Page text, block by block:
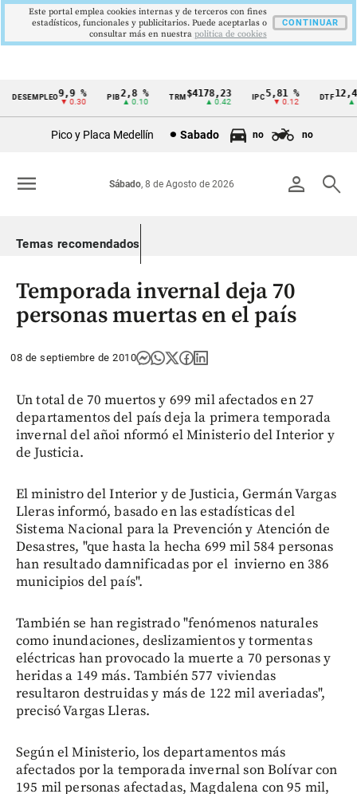
Cintillo
Colombia
DESEMPLEO 9,9 %
▼ 0.30
PIB2,8 %
▲ 0.10
TRM$4178,23
▲ 0.42
5,81 %
▼ 0.12
DTF12,48
▲
Pico y Placa Medellín Sabado no no
person search
Sábado, 8 de Agosto de 2026
menu
Temas recomendados
Temporada invernal deja 70
personas muertas en el país
08 de septiembre de 2010
Un total de 70 muertos y 699 mil afectados en 27
departamentos del país deja la primera temporada
invernal del añoi nformó el Ministerio del Interior y
de Justicia.
El ministro del Interior y de Justicia, Germán Vargas
Lleras informó, basado en las estadísticas del
Sistema Nacional para la Prevención y Atención de
Desastres, "que hasta la hecha 699 mil 584 personas
han resultado damnificadas por el invierno en 386
municipios del país".
También se han registrado "fenómenos naturales
como inundaciones, deslizamientos y tormentas
eléctricas han provocado la muerte a 70 personas y
heridas a 149 más. También 577 viviendas
resultaron destruidas y más de 122 mil averiadas",
precisó Vargas Lleras.
Según el Ministerio, los departamentos más
afectados por la temporada invernal son Bolívar con
195 mil personas afectadas, Magdalena con 95 mil,
Este portal emplea cookies internas y de terceros con fines
estadísticos, funcionales y publicitarios. Puede aceptarlas o
consultar más en nuestra politica de cookies
CONTINUAR